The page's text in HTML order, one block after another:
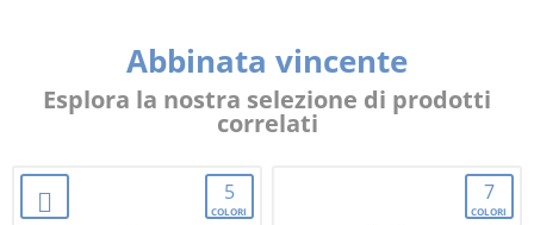
Abbinata vincente
Esplora la nostra selezione di prodotti
correlati
5
COLORI
7
COLORI